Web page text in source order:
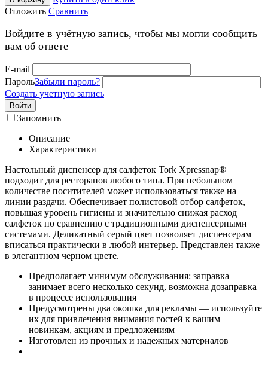
Отложить Сравнить
Войдите в учётную запись, чтобы мы могли сообщить
вам об ответе
E-mail
ПарольЗабыли пароль?
Создать учетную запись
Войти
Запомнить
Описание
Характеристики
Настольный диспенсер для салфеток Tork Xpressnap®
подходит для ресторанов любого типа. При небольшом
количестве поситителей может использоваться также на
линии раздачи. Обеспечивает полистовой отбор салфеток,
повышая уровень гигиены и значительно снижая расход
салфеток по сравнению с традиционными диспенсерными
системами. Деликатный серый цвет позволяет диспенсерам
вписаться практически в любой интерьер. Представлен также
в элегантном черном цвете.
Предполагает минимум обслуживания: заправка
занимает всего несколько секунд, возможна дозаправка
в процессе использования
Предусмотрены два окошка для рекламы — используйте
их для привлечения внимания гостей к вашим
новинкам, акциям и предложениям
Изготовлен из прочных и надежных материалов